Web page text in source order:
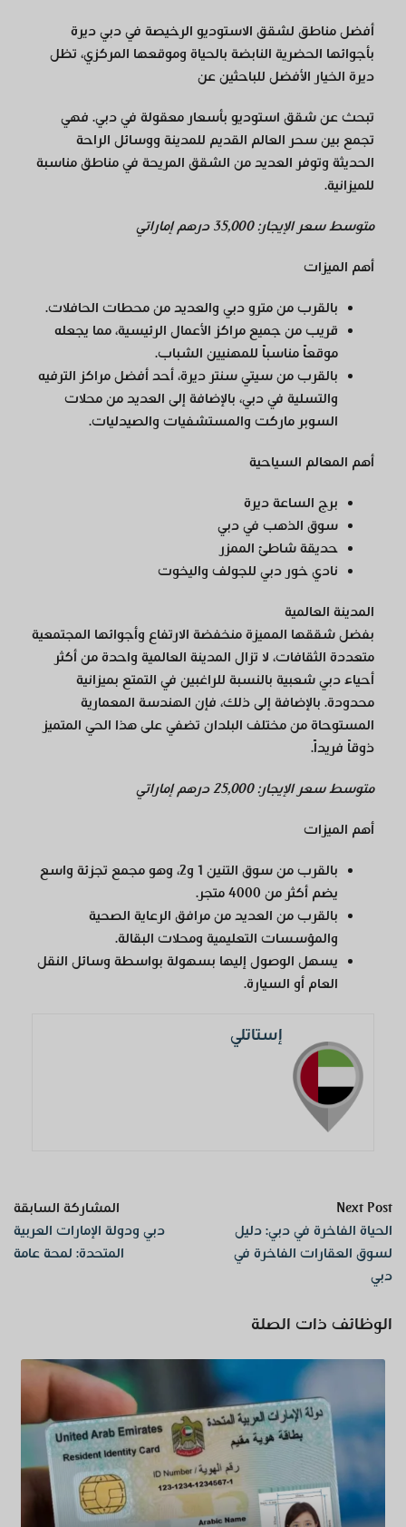
أفضل مناطق لشقق الاستوديو الرخيصة في دبي ديرة
بأجوائها الحضرية النابضة بالحياة وموقعها المركزي، تظل
ديرة الخيار الأفضل للباحثين عن
تبحث عن شقق استوديو بأسعار معقولة في دبي. فهي
تجمع بين سحر العالم القديم للمدينة ووسائل الراحة
الحديثة وتوفر العديد من الشقق المريحة في مناطق مناسبة
للميزانية.
متوسط سعر الإيجار: 35,000 درهم إماراتي
أهم الميزات
بالقرب من مترو دبي والعديد من محطات الحافلات.
قريب من جميع مراكز الأعمال الرئيسية، مما يجعله
موقعاً مناسباً للمهنيين الشباب.
بالقرب من سيتي سنتر ديرة، أحد أفضل مراكز الترفيه
والتسلية في دبي، بالإضافة إلى العديد من محلات
السوبر ماركت والمستشفيات والصيدليات.
أهم المعالم السياحية
برج الساعة ديرة
سوق الذهب في دبي
حديقة شاطئ الممزر
نادي خور دبي للجولف واليخوت
المدينة العالمية
بفضل شققها المميزة منخفضة الارتفاع وأجوائها المجتمعية
متعددة الثقافات، لا تزال المدينة العالمية واحدة من أكثر
أحياء دبي شعبية بالنسبة للراغبين في التمتع بميزانية
محدودة. بالإضافة إلى ذلك، فإن الهندسة المعمارية
المستوحاة من مختلف البلدان تضفي على هذا الحي المتميز
ذوقاً فريداً.
متوسط سعر الإيجار: 25,000 درهم إماراتي
أهم الميزات
بالقرب من سوق التنين 1 و2، وهو مجمع تجزئة واسع
يضم أكثر من 4000 متجر.
بالقرب من العديد من مرافق الرعاية الصحية
والمؤسسات التعليمية ومحلات البقالة.
يسهل الوصول إليها بسهولة بواسطة وسائل النقل
العام أو السيارة.
إستاتلي
المشاركة السابقة
دبي ودولة الإمارات العربية
المتحدة: لمحة عامة
Next Post
الحياة الفاخرة في دبي: دليل
لسوق العقارات الفاخرة في
دبي
الوظائف ذات الصلة